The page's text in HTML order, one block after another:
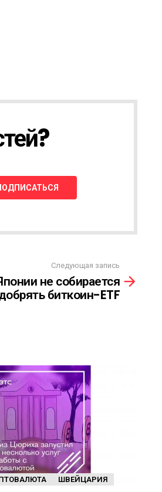
Следующая запись
не собирается
биткоин-ETF
ШВЕЙЦАРИЯ